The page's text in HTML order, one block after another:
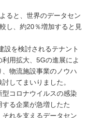
ると、世界のデータセン
し、約20％増加すると見
を検討されるテナント
用拡大、5Gの進展によ
物流施設事業のノウハ
してまいりました。
コロナウイルスの感染
る企業が急増したた
れを支えるデータセン